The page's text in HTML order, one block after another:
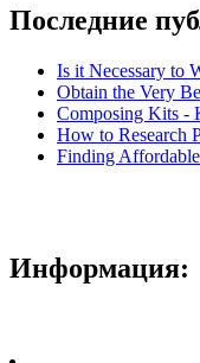
Последние
Is it Necessary to
Obtain the Very
Composing Kits -
How to Research
Finding
Информация: